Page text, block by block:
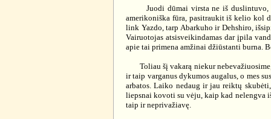
Juodi dūmai virsta ne iš duslintuvo, o
amerikoniška fūra, pasitraukit iš kelio kol
link Yazdo, tarp Abarkuho ir Dehshiro,
Vairuotojas atsisveikindamas dar įpila
apie tai primena amžinai džiūstanti burna.
Toliau šį vakarą niekur nebevažiuosime,
ir taip varganus dykumos augalus, o mes
arbatos. Laiko nedaug ir jau reiktų
liepsnai kovoti su vėju, kaip kad nelengva
taip ir neprivažiavę.